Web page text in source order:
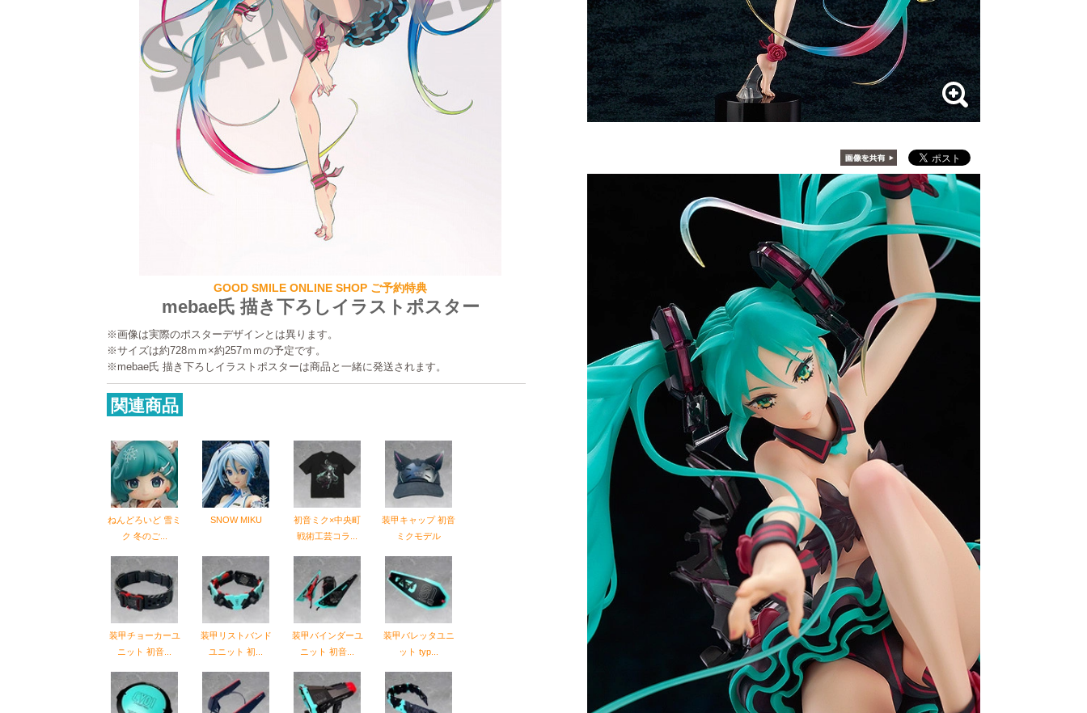
GOOD SMILE ONLINE SHOP ご予約特典
mebae氏 描き下ろしイラストポスター
※画像は実際のポスターデザインとは異ります。
※サイズは約728ｍｍ×約257ｍｍの予定です。
※mebae氏 描き下ろしイラストポスターは商品と一緒に発送されます。
関連商品
ねんどろいど 雪ミ
ク 冬のご...
SNOW MIKU
初音ミク×中央町
戦術工芸コラ...
装甲キャップ 初音
ミクモデル
装甲チョーカーユ
ニット 初音...
装甲リストバンド
ユニット 初...
装甲バインダーユ
ニット 初音...
装甲バレッタユニ
ット typ...